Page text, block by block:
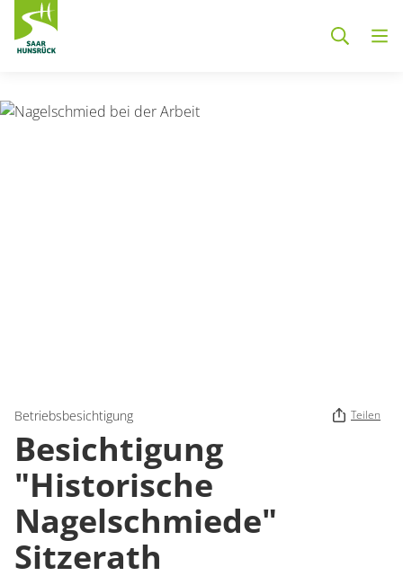
Betriebsbesichtigung Teilen
Besichtigung
"Historische
Nagelschmiede"
Sitzerath